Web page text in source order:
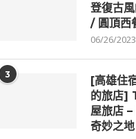
登復古
/ 圓頂西
06/26/2023
3
[高雄住
的旅店]
屋旅店
奇妙之地